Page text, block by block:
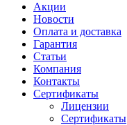
Акции
Новости
Оплата и доставка
Гарантия
Статьи
Компания
Контакты
Сертификаты
Лицензии
Сертификаты